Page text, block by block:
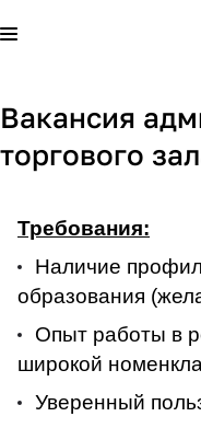
Вакансия
торгового
Требования:
Наличие
образования
Опыт работы в
широкой
Уверенный